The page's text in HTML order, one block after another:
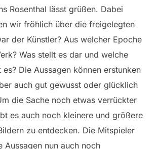
Rosenthal lässt grüßen. Dabei
wir fröhlich über die freigelegten
der Künstler? Aus welcher Epoche
Was stellt es dar und welche
es? Die Aussagen können erstunken
auch gut gewusst oder glücklich
die Sache noch etwas verrückter
es auch noch kleinere und größere
zu entdecken. Die Mitspieler
Aussagen nun auch noch